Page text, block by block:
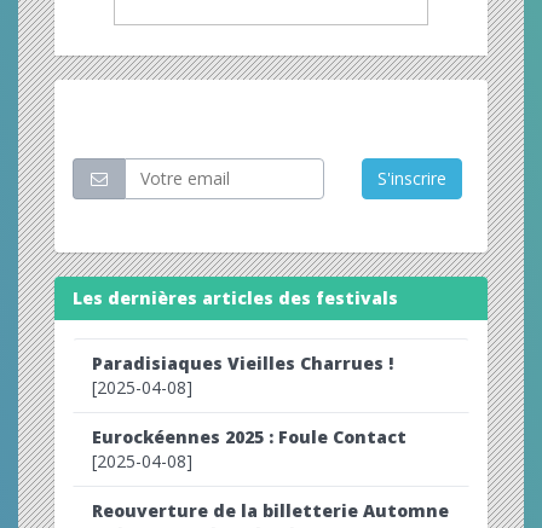
S'inscrire
Les dernières articles des festivals
Paradisiaques Vieilles Charrues !
[2025-04-08]
Eurockéennes 2025 : Foule Contact
[2025-04-08]
Reouverture de la billetterie Automne